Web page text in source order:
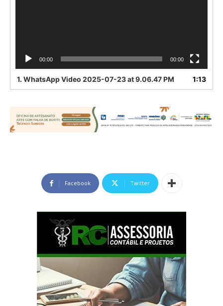
00:00 00:00
1. WhatsApp Video 2025-07-23 at 9.06.47 PM 1:13
Facebook Twitter